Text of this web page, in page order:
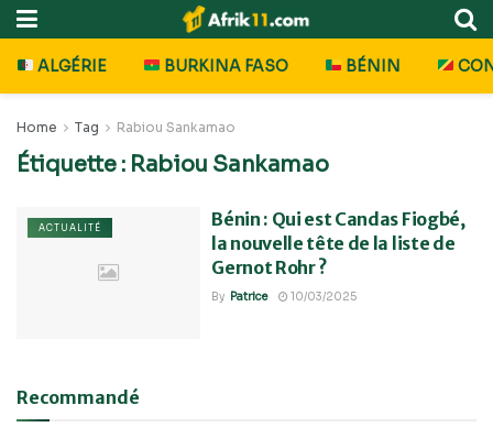
ALGÉRIE BURKINA FASO BÉNIN
Home Tag Rabiou Sankamao
Étiquette : Rabiou Sankamao
ACTUALITÉ
Bénin : Qui est Candas Fiogbé,
la nouvelle tête de la liste de
Gernot Rohr ?
By Patrice 10/03/2025
Recommandé